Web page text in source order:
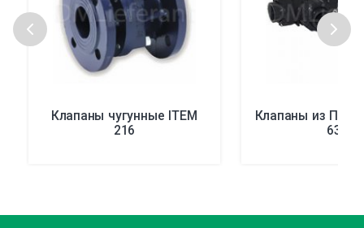
Клапаны чугунные ITEM
216
Клапаны из ПВХ
633